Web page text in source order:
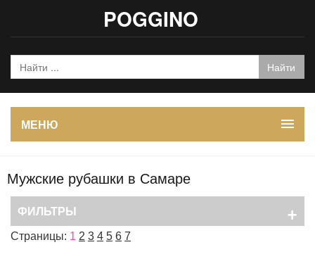
POGGINO
МЕНЮ
Мужские рубашки в Самаре
ФИЛЬТРЫ +
Страницы: 1 2 3 4 5 6 7